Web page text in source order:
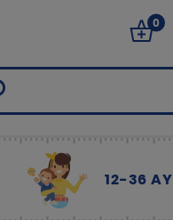
0
12-36 AY